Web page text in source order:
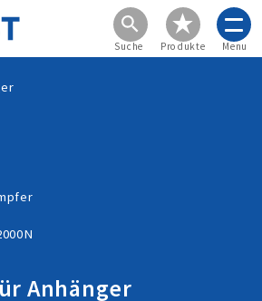
Suche Produkte Menu
Anhänger